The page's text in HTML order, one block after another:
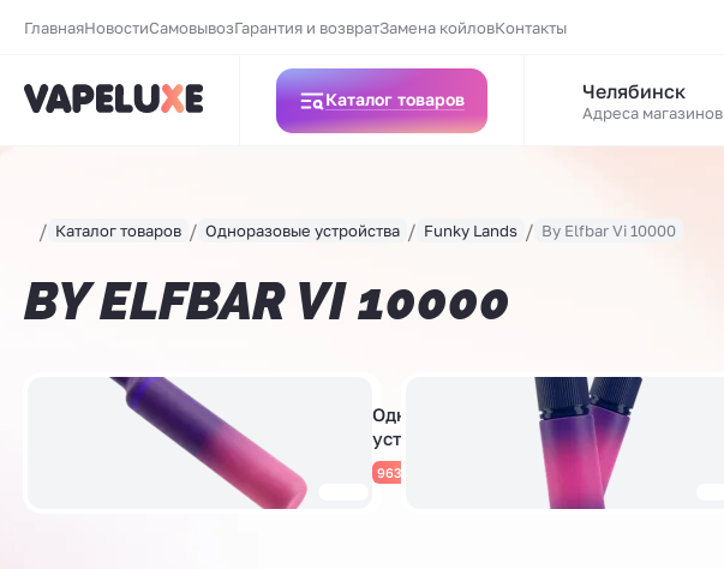
ГлавнаяНовостиСамовывозГарантия и возвратЗамена койловКонтакты
Каталог товаров Челябинск
Адреса магазинов
Каталог товаров Одноразовые устройства Funky Lands By Elfbar Vi 10000
BY ELFBAR VI 10000
Одноразовые
устройства
963 товара